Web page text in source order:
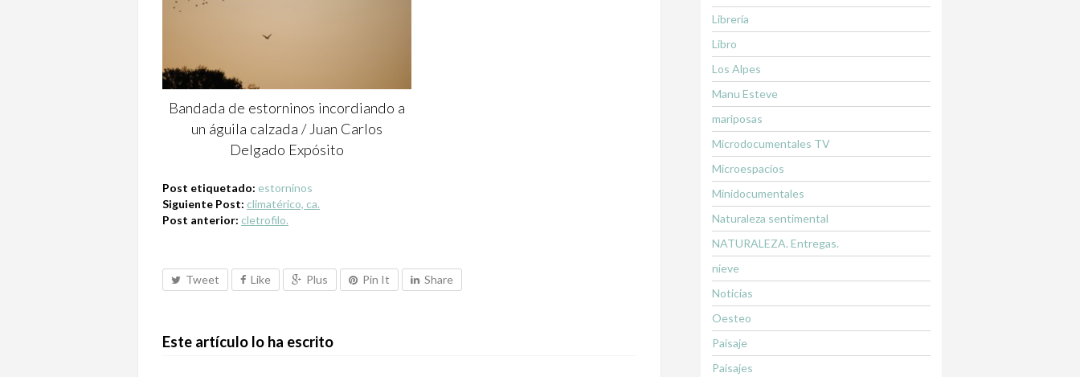
Bandada de estorninos incordiando a
un águila calzada / Juan Carlos
Delgado Expósito
Post etiquetado: estorninos
Siguiente Post: climatérico, ca.
Post anterior: cletrofilo.
Tweet Like Plus Pin It Share
Este artículo lo ha escrito
Librería
Libro
Los Alpes
Manu Esteve
mariposas
Microdocumentales TV
Microespacios
Minidocumentales
Naturaleza sentimental
NATURALEZA. Entregas.
nieve
Noticias
Oesteo
Paisaje
Paisajes